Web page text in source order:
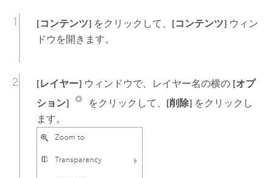
[コンテンツ]をクリックして、 [コンテンツ]ウィン
ドウを開きます。
[レイヤー]ウィンドウで、レイヤー名の横の [オプ
ション]
をクリックして、 [削除]をクリックし
ます。